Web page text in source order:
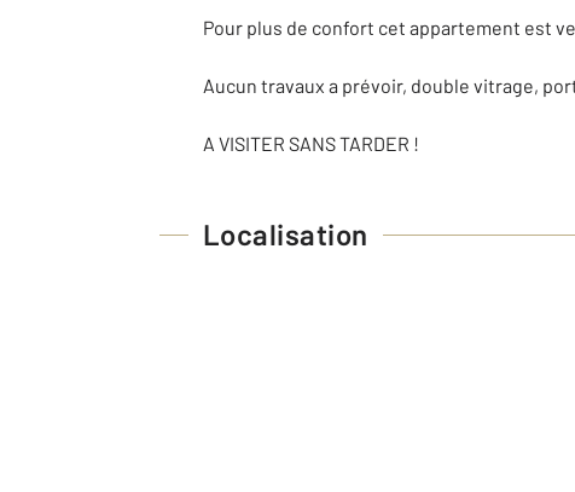
Pour plus de confort cet appartement est
Aucun travaux a prévoir, double vitrage,
A VISITER SANS TARDER !
Localisation